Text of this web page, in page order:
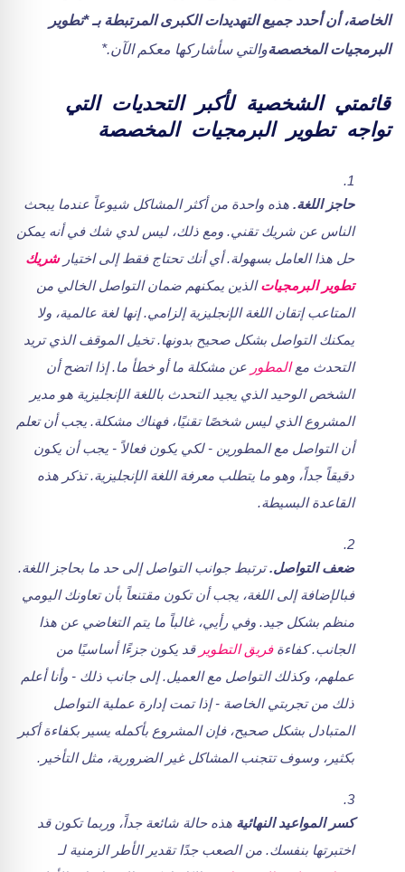
الخاصة، أن أحدد جميع التهديدات الكبرى المرتبطة بـ*تطوير
البرمجيات المخصصةوالتي سأشاركها معكم الآن.*
قائمتي الشخصية لأكبر التحديات التي
تواجه تطوير البرمجيات المخصصة
حاجز اللغة. هذه واحدة من أكثر المشاكل شيوعاً عندما يبحث
الناس عن شريك تقني. ومع ذلك، ليس لدي شك في أنه يمكن
حل هذا العامل بسهولة. أي أنك تحتاج فقط إلى اختيارشريك
تطوير البرمجياتالذين يمكنهم ضمان التواصل الخالي من
المتاعبإتقان اللغة الإنجليزية إلزامي.إنها لغة عالمية، ولا
يمكنك التواصل بشكل صحيح بدونها. تخيل الموقف الذي تريد
التحدث معالمطور عن مشكلة ما أو خطأ ما. إذا اتضح أن
الشخص الوحيد الذي يجيد التحدث باللغة الإنجليزية هو مدير
المشروع الذي ليس شخصًا تقنيًا، فهناك مشكلة. يجب أن تعلم
أن التواصل مع المطورين - لكي يكون فعالاً - يجب أن يكون
دقيقاً جداً، وهو ما يتطلب معرفة اللغة الإنجليزية. تذكر هذه
القاعدة البسيطة.
ضعف التواصل.ترتبط جوانب التواصل إلى حد ما بحاجز اللغة.
فبالإضافة إلى اللغة، يجب أن تكون مقتنعاً بأن تعاونك اليومي
منظم بشكل جيد. وفي رأيي، غالباً ما يتم التغاضي عن هذا
الجانب. كفاءةفريق التطوير قد يكون جزءًا أساسيًا من
عملهم، وكذلك التواصل مع العميل.إلى جانب ذلك - وأنا أعلم
ذلك من تجربتي الخاصة - إذا تمت إدارة عملية التواصل
المتبادل بشكل صحيح، فإن المشروع بأكمله يسير بكفاءة أكبر
بكثير، وسوف تتجنب المشاكل غير الضرورية، مثل التأخير.
كسر المواعيد النهائية هذه حالة شائعة جداً، وربما تكون قد
اختبرتها بنفسك. من الصعب جدًا تقدير الأطر الزمنية لـ